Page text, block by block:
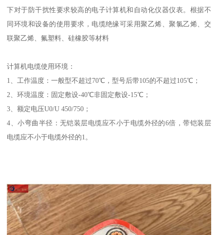
下对于防干扰性要求较高的电子计算机和自动化仪器仪表。根据不
同环境和设备的使用要求，电缆绝缘可采用聚乙烯、聚氯乙烯、交
联聚乙烯、氟塑料、硅橡胶等材料
计算机电缆使用环境：
1、工作温度：一般型不超过70℃，型号后带105的不超过105℃；
2、环境温度：固定敷设-40℃非固定敷设-15℃；
3、额定电压U0/U 450/750；
4、小弯曲半径：无铠装层电缆应不小于电缆外径的6倍，带铠装层
电缆应不小于电缆外径的1。